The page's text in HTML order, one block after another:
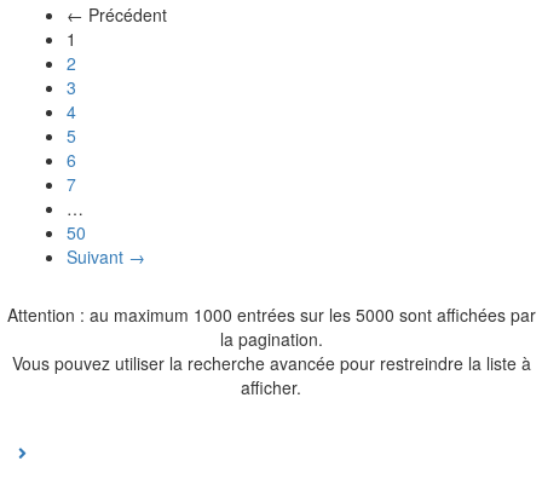
← Précédent
1
2
3
4
5
6
7
…
50
Suivant →
Attention : au maximum 1000 entrées sur les 5000 sont affichées par
la pagination.
Vous pouvez utiliser la recherche avancée pour restreindre la liste à
afficher.